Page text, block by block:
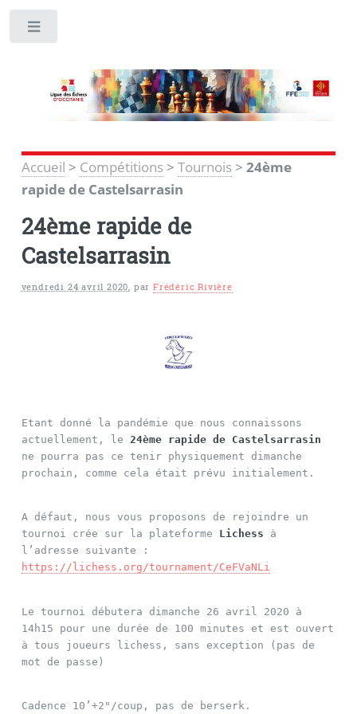
Accueil > Compétitions> Tournois> 24ème
rapide de Castelsarrasin
24ème rapide de
Castelsarrasin
vendredi 24 avril 2020, parFrédéric Rivière
Etant donné la pandémie que nous connaissons
actuellement, le 24ème rapide de Castelsarrasin
ne pourra pas ce tenir physiquement dimanche
prochain, comme cela était prévu initialement.
A défaut, nous vous proposons de rejoindre un
tournoi crée sur la plateforme Lichess à
l’adresse suivante :
https://lichess.org/tournament/CeFVaNLi
Le tournoi débutera dimanche 26 avril 2020 à
14h15 pour une durée de 100 minutes et est ouvert
à tous joueurs lichess, sans exception (pas de
mot de passe)
Cadence 10’+2"/coup, pas de berserk.